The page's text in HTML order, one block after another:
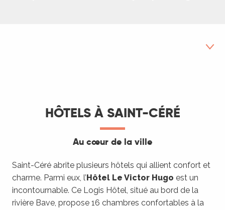
Chambres d'hôtes
HÔTELS À SAINT-CÉRÉ
Au cœur de la ville
Saint-Céré abrite plusieurs hôtels qui allient confort et
charme. Parmi eux, l’Hôtel Le Victor Hugo est un
incontournable. Ce Logis Hôtel, situé au bord de la
rivière Bave, propose 16 chambres confortables à la